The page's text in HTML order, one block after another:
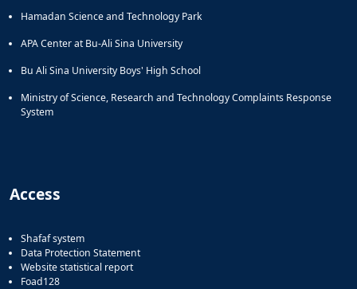
Hamadan Science and Technology Park
APA Center at Bu-Ali Sina University
Bu Ali Sina University Boys' High School
Ministry of Science, Research and Technology Complaints Response
System
Access
Shafaf system
Data Protection Statement
Website statistical report
Foad128